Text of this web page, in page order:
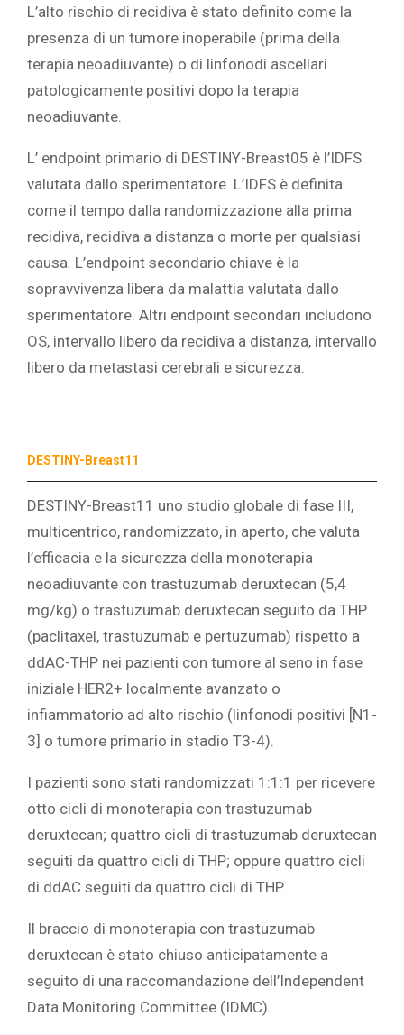
L’alto rischio di recidiva è stato definito come la
presenza di un tumore inoperabile (prima della
terapia neoadiuvante) o di linfonodi ascellari
patologicamente positivi dopo la terapia
neoadiuvante.
L’ endpoint primario di DESTINY-Breast05 è l’IDFS
valutata dallo sperimentatore. L’IDFS è definita
come il tempo dalla randomizzazione alla prima
recidiva, recidiva a distanza o morte per qualsiasi
causa. L’endpoint secondario chiave è la
sopravvivenza libera da malattia valutata dallo
sperimentatore. Altri endpoint secondari includono
OS, intervallo libero da recidiva a distanza, intervallo
libero da metastasi cerebrali e sicurezza.
DESTINY-Breast11
DESTINY-Breast11 uno studio globale di fase III,
multicentrico, randomizzato, in aperto, che valuta
l’efficacia e la sicurezza della monoterapia
neoadiuvante con trastuzumab deruxtecan (5,4
mg/kg) o trastuzumab deruxtecan seguito da THP
(paclitaxel, trastuzumab e pertuzumab) rispetto a
ddAC-THP nei pazienti con tumore al seno in fase
iniziale HER2+ localmente avanzato o
infiammatorio ad alto rischio (linfonodi positivi [N1-
3] o tumore primario in stadio T3-4).
I pazienti sono stati randomizzati 1:1:1 per ricevere
otto cicli di monoterapia con trastuzumab
deruxtecan; quattro cicli di trastuzumab deruxtecan
seguiti da quattro cicli di THP; oppure quattro cicli
di ddAC seguiti da quattro cicli di THP.
Il braccio di monoterapia con trastuzumab
deruxtecan è stato chiuso anticipatamente a
seguito di una raccomandazione dell’Independent
Data Monitoring Committee (IDMC).